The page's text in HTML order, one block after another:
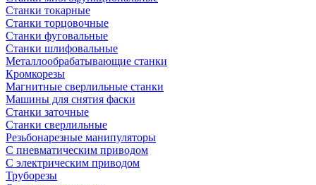
Станки токарные
Станки торцовочные
Станки фуговальные
Станки шлифовальные
Металлообрабатывающие станки
Кромкорезы
Магнитные сверлильные станки
Машины для снятия фаски
Станки заточные
Станки сверлильные
Резьбонарезные манипуляторы
С пневматическим приводом
С электрическим приводом
Труборезы